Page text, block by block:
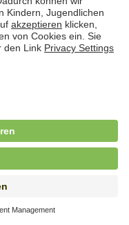
.Wo.), SOS-
(20 Std./Wo.), SOS-